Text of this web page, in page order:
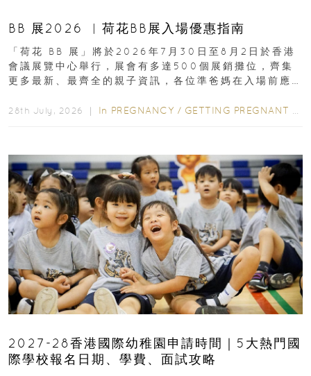
BB 展2026 ︳荷花BB展入場優惠指南
「荷花 BB 展」將於2026年7月30日至8月2日於香港
會議展覽中心舉行，展會有多達500個展銷攤位，齊集
更多最新、最齊全的親子資訊，各位準爸媽在入場前應
28th July, 2026 ｜ In PREGNANCY / GETTING PREGNANT
2027-28香港國際幼稚園申請時間｜5大熱門國
際學校報名日期、學費、面試攻略